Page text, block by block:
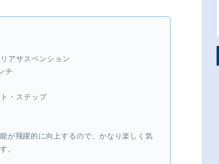
アサスペンション
チ
・ステップ
が飛躍的に向上するので、かなり楽しく気
。